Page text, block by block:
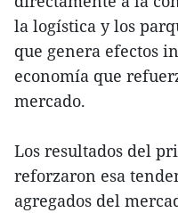
la logística y los
que genera efectos
economía que
mercado.
Los resultados del
reforzaron esa
agregados del